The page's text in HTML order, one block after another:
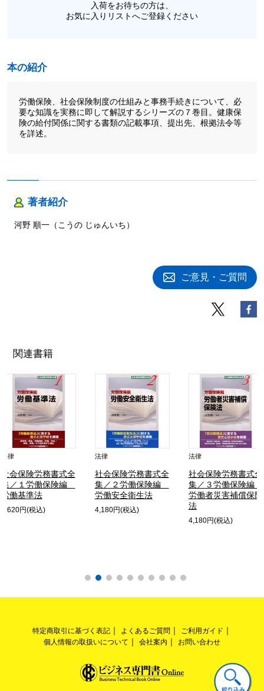
入荷をお待ちの方は、
お気に入りリストへご登録ください
本の紹介
労働保険、社会保険制度の仕組みと事務手続きについて、必
要な知識を実務に即して解説するシリーズの７巻目。健康保
険の給付関係に関する書類の記載事項、提出先、根拠法令等
を詳述。
著者紹介
河野 順一（こうの じゅんいち）
ご意見・ご質問
関連書籍
法律
社会保険労務書式全
集／１労働保険編
労働基準法
4,620円(税込)
法律
社会保険労務書式全
集／２労働保険編
労働安全衛生法
4,180円(税込)
法律
社会保険労務書式全
集／３労働保険編
労働者災害補償保険
法
4,180円(税込)
特定商取引に基づく表記 よくあるご質問
ご利用ガイド
個人情報の取扱いについて
会社案内 お問い合わせ